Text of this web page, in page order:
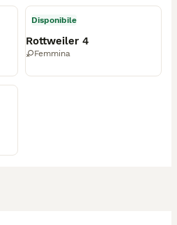
Disponibile
Rottweiler 4
Femmina